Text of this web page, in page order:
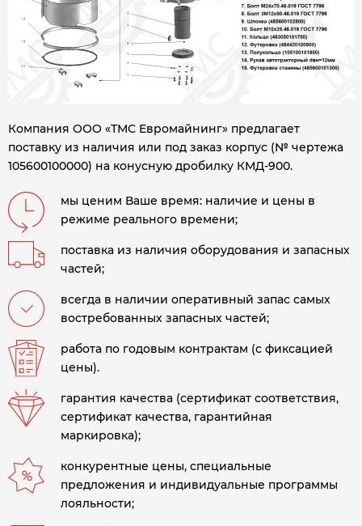
Компания ООО «ТМС Евромайнинг» предлагает
поставку из наличия или под заказ корпус (№ чертежа
105600100000) на конусную дробилку КМД-900.
мы ценим Ваше время: наличие и цены в
режиме реального времени;
поставка из наличия оборудования и запасных
частей;
всегда в наличии оперативный запас самых
востребованных запасных частей;
работа по годовым контрактам (с фиксацией
цены).
гарантия качества (сертификат соответствия,
сертификат качества, гарантийная
маркировка);
конкурентные цены, специальные
предложения и индивидуальные программы
лояльности;